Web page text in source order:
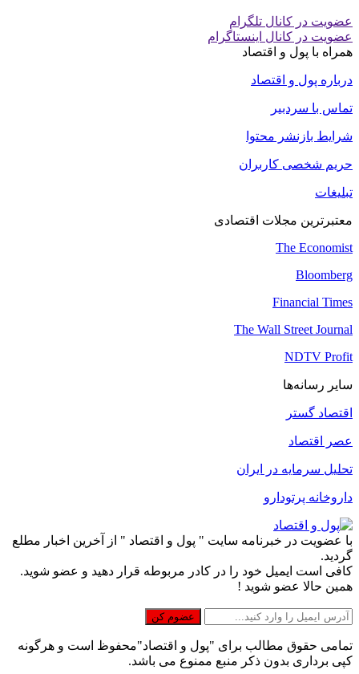
عضویت در کانال تلگرام
عضویت در کانال اینستاگرام
همراه با پول و اقتصاد
درباره پول و اقتصاد
تماس با سردبیر
شرایط بازنشر محتوا
حریم شخصی کاربران
تبلیغات
معتبرترین مجلات اقتصادی
The Economist
Bloomberg
Financial Times
The Wall Street Journal
NDTV Profit
سایر رسانه‌ها
اقتصاد گستر
عصر اقتصاد
تحلیل سرمایه در ایران
داروخانه پرتودارو
با عضویت در خبرنامه سایت " پول و اقتصاد " از آخرین اخبار مطلع
گردید.
کافی است ایمیل خود را در کادر مربوطه قرار دهید و عضو شوید.
همین حالا عضو شوید !
تمامی حقوق مطالب برای "پول و اقتصاد"محفوظ است و هرگونه
کپی برداری بدون ذکر منبع ممنوع می باشد.